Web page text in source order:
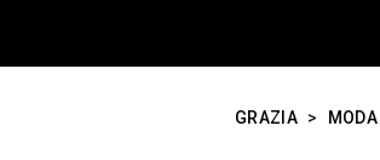
GRAZIA > MODA